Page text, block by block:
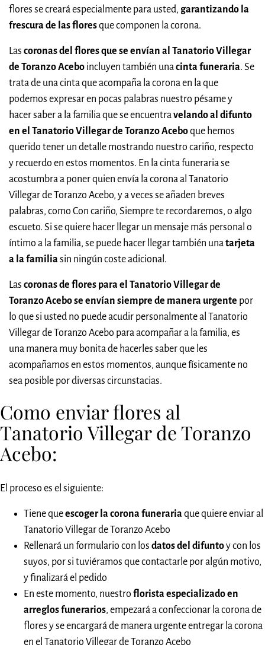
flores se creará especialmente para usted, garantizando la
frescura de las floresque componen la corona.
Las coronas del flores que se envían al Tanatorio Villegar
de Toranzo Acebo incluyen también unacinta funeraria. Se
trata de una cinta que acompaña la corona en la que
podemos expresar en pocas palabras nuestro pésame y
hacer saber a la familia que se encuentravelando al difunto
en el Tanatorio Villegar de Toranzo Aceboque hemos
querido tener un detalle mostrando nuestro cariño, respecto
y recuerdo en estos momentos. En la cinta funeraria se
acostumbra a poner quien envía la corona al Tanatorio
Villegar de Toranzo Acebo, y a veces se añaden breves
palabras, como Con cariño, Siempre te recordaremos, o algo
escueto. Si se quiere hacer llegar un mensaje más personal o
íntimo a la familia, se puede hacer llegar también unatarjeta
a la familiasin ningún coste adicional.
Las coronas de flores para el Tanatorio Villegar de
Toranzo Acebo se envían siempre de manera urgente por
lo que si usted no puede acudir personalmente al Tanatorio
Villegar de Toranzo Acebo para acompañar a la familia, es
una manera muy bonita de hacerles saber que les
acompañamos en estos momentos, aunque físicamente no
sea posible por diversas circunstacias.
Como enviar flores al
Tanatorio Villegar de Toranzo
Acebo:
El proceso es el siguiente:
Tiene queescoger la corona funerariaque quiere enviar al
Tanatorio Villegar de Toranzo Acebo
Rellenará un formulario con los datos del difuntoy con los
suyos, por si tuviéramos que contactarle por algún motivo,
y finalizará el pedido
En este momento, nuestro florista especializado en
arreglos funerarios, empezará a confeccionar la corona de
flores y se encargará de manera urgente entregar la corona
en el Tanatorio Villegar de Toranzo Acebo